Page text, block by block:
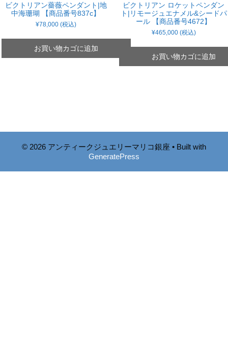
ビクトリアン薔薇ペンダント|地
中海珊瑚 【商品番号837c】
¥78,000 (税込)
お買い物カゴに追加
ビクトリアン ロケットペンダン
ト|リモージュエナメル&シードパ
ール 【商品番号4672】
¥465,000 (税込)
お買い物カゴに追加
© 2026 アンティークジュエリーマリコ銀座 • Built with
GeneratePress